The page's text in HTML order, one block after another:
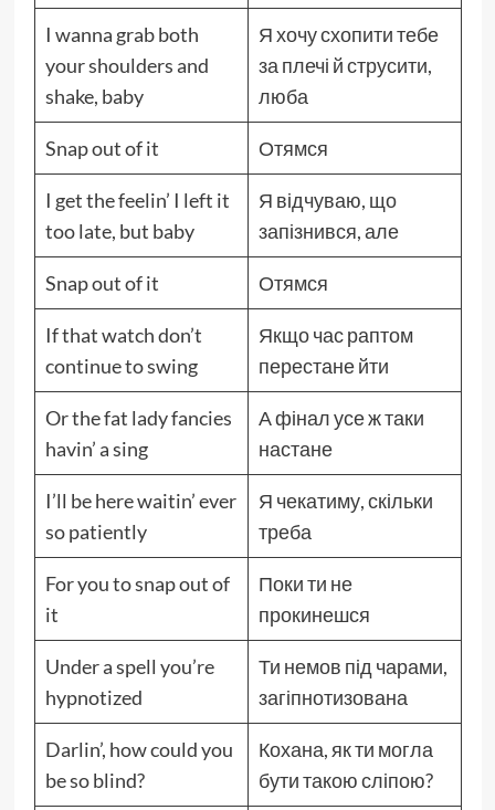
I wanna grab both
your shoulders and
shake, baby
Я хочу схопити тебе
за плечі й струсити,
люба
Snap out of it Отямся
I get the feelin’ I left it
too late, but baby
Я відчуваю, що
запізнився, але
Snap out of it Отямся
If that watch don’t
continue to swing
Якщо час раптом
перестане йти
Or the fat lady fancies
havin’ a sing
А фінал усе ж таки
настане
I’ll be here waitin’ ever
so patiently
Я чекатиму, скільки
треба
For you to snap out of
it
Поки ти не
прокинешся
Under a spell you’re
hypnotized
Ти немов під чарами,
загіпнотизована
Darlin’, how could you
be so blind?
Кохана, як ти могла
бути такою сліпою?